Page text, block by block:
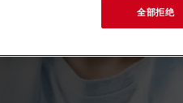
全部拒绝